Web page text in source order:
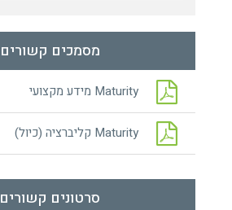
מסמכים קשורים
Maturity מידע מקצועי
Maturity קליברציה (כיול)
סרטונים קשורים